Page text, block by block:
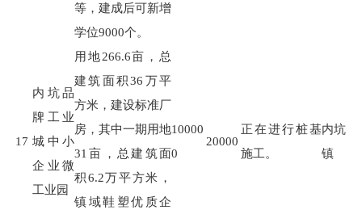
等，建成后可新增
学位9000个。
17
内坑品
牌工业
城中小
企业微
工业园
用地266.6亩，总
建筑面积36 万平
方米，建设标准厂
房，其中一期用地
31 亩，总建筑面
积6.2万平方米，
镇域鞋塑优质企
10000
0
20000
正在进行桩基
施工。
内坑
镇